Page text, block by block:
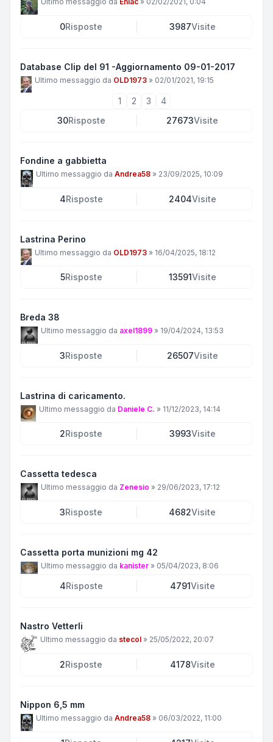
0Risposte 3987Visite
Database Clip del 91 -Aggiornamento 09-01-2017
Ultimo messaggio da OLD1973 » 02/01/2021, 19:15
1 2 3
4
30Risposte 27673Visite
Fondine a gabbietta
Ultimo messaggio da Andrea58 » 23/09/2025, 10:09
4Risposte 2404Visite
Lastrina Perino
Ultimo messaggio da OLD1973 » 16/04/2025, 18:12
5Risposte 13591Visite
Breda 38
Ultimo messaggio da axel1899 » 19/04/2024, 13:53
3Risposte 26507Visite
Lastrina di caricamento.
Ultimo messaggio da Daniele C. » 11/12/2023, 14:14
2Risposte 3993Visite
Cassetta tedesca
Ultimo messaggio da Zenesio » 29/06/2023, 17:12
3Risposte 4682Visite
Cassetta porta munizioni mg 42
Ultimo messaggio da kanister » 05/04/2023, 8:06
4Risposte 4791Visite
Nastro Vetterli
Ultimo messaggio da stecol » 25/05/2022, 20:07
2Risposte 4178Visite
Nippon 6,5 mm
Ultimo messaggio da Andrea58 » 06/03/2022, 11:00